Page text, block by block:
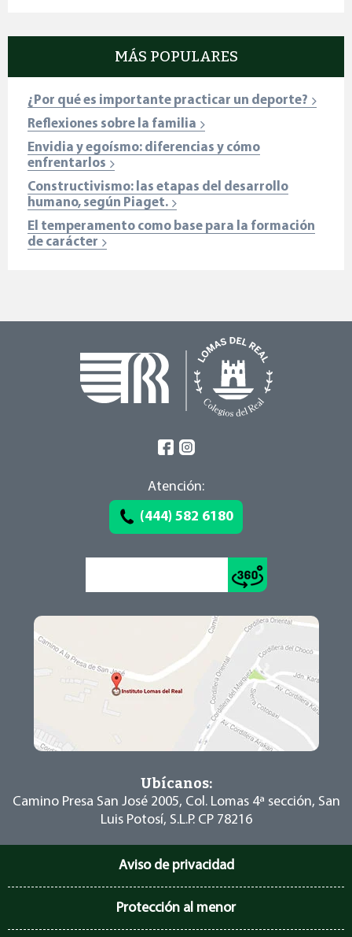
MÁS POPULARES
¿Por qué es importante practicar un deporte?
Reflexiones sobre la familia
Envidia y egoísmo: diferencias y cómo
enfrentarlos
Constructivismo: las etapas del desarrollo
humano, según Piaget.
El temperamento como base para la formación
de carácter
Atención:
(444) 582 6180
Ubícanos:
Camino Presa San José 2005, Col. Lomas 4ª sección, San
Luis Potosí, S.L.P. CP 78216
Aviso de privacidad
Protección al menor